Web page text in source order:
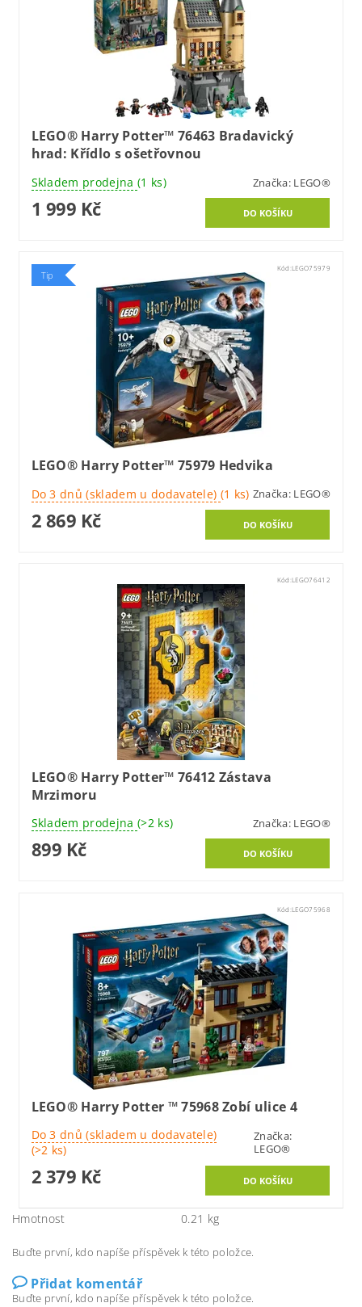
LEGO® Harry Potter™ 76463 Bradavický
hrad: Křídlo s ošetřovnou
Skladem prodejna (1 ks) Značka: LEGO®
1 999 Kč
Tip
Kód:LEGO75979
LEGO® Harry Potter™ 75979 Hedvika
Do 3 dnů (skladem u dodavatele) (1 ks) Značka: LEGO®
2 869 Kč
Kód:LEGO76412
LEGO® Harry Potter™ 76412 Zástava
Mrzimoru
Skladem prodejna (>2 ks) Značka: LEGO®
899 Kč
Kód:LEGO75968
LEGO® Harry Potter ™ 75968 Zobí ulice 4
Do 3 dnů (skladem u dodavatele)
(>2 ks)
Značka:
LEGO®
2 379 Kč
Hmotnost 0.21 kg
Buďte první, kdo napíše příspěvek k této položce.
Přidat komentář
Buďte první, kdo napíše příspěvek k této položce.